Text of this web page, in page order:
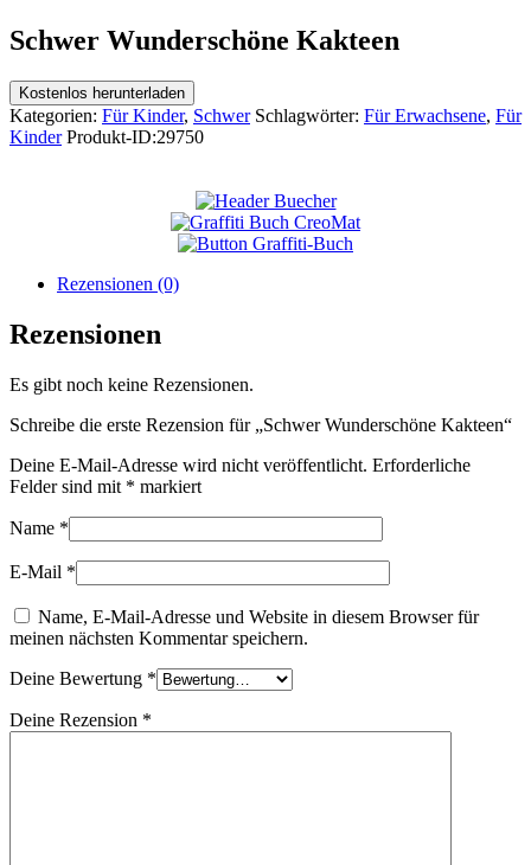
Schwer Wunderschöne Kakteen
Kostenlos herunterladen
Kategorien: Für Kinder, Schwer Schlagwörter: Für Erwachsene, Für
Kinder Produkt-ID:29750
Rezensionen (0)
Rezensionen
Es gibt noch keine Rezensionen.
Schreibe die erste Rezension für „Schwer Wunderschöne Kakteen“
Deine E-Mail-Adresse wird nicht veröffentlicht. Erforderliche
Felder sind mit * markiert
Name *
E-Mail *
Name, E-Mail-Adresse und Website in diesem Browser für
meinen nächsten Kommentar speichern.
Deine Bewertung *
Deine Rezension *